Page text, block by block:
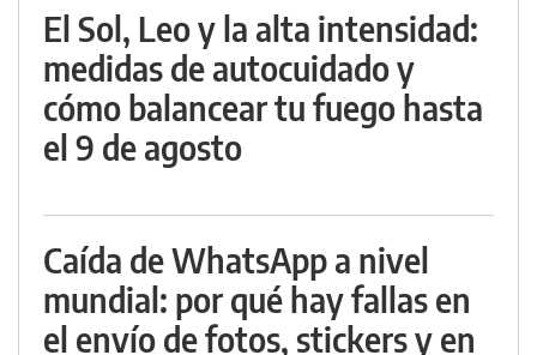
El Sol, Leo y la alta intensidad:
medidas de autocuidado y
cómo balancear tu fuego hasta
el 9 de agosto
Caída de WhatsApp a nivel
mundial: por qué hay fallas en
el envío de fotos, stickers y en